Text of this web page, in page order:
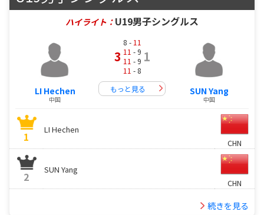
ハイライト： U19男子シングルス
LI Hechen
中国
3
8 - 11
11 - 9
11 - 9
11 - 8
1
もっと見る SUN Yang
中国
1
LI Hechen
CHN
2
SUN Yang
CHN
続きを見る